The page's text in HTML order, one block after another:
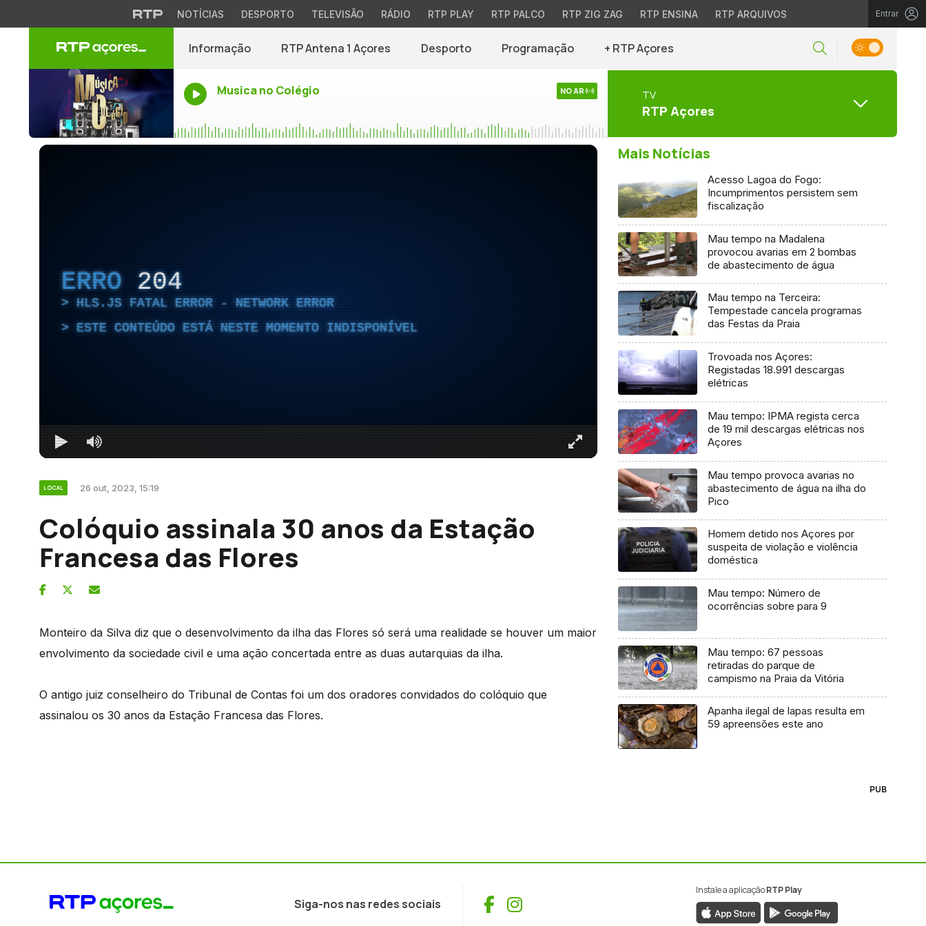
NOTÍCIAS DESPORTO TELEVISÃO RÁDIO RTP PLAY RTP PALCO RTP ZIG ZAG RTP ENSINA RTP ARQUIVOS Entrar
Informação RTP Antena 1 Açores Desporto Programação + RTP Açores
Musica no Colégio NO AR TV
RTP Açores
ERRO 204
HLS.JS FATAL ERROR - NETWORK ERROR
ESTE CONTEÚDO ESTÁ NESTE MOMENTO INDISPONÍVEL
LOCAL 26 out, 2023, 15:19
Colóquio assinala 30 anos da Estação
Francesa das Flores
Monteiro da Silva diz que o desenvolvimento da ilha das Flores só será uma realidade se houver um maior
envolvimento da sociedade civil e uma ação concertada entre as duas autarquias da ilha.
O antigo juiz conselheiro do Tribunal de Contas foi um dos oradores convidados do colóquio que
assinalou os 30 anos da Estação Francesa das Flores.
Mais Notícias
Acesso Lagoa do Fogo:
Incumprimentos persistem sem
fiscalização
Mau tempo na Madalena
provocou avarias em 2 bombas
de abastecimento de água
Mau tempo na Terceira:
Tempestade cancela programas
das Festas da Praia
Trovoada nos Açores:
Registadas 18.991 descargas
elétricas
Mau tempo: IPMA regista cerca
de 19 mil descargas elétricas nos
Açores
Mau tempo provoca avarias no
abastecimento de água na ilha do
Pico
Homem detido nos Açores por
suspeita de violação e violência
doméstica
Mau tempo: Número de
ocorrências sobre para 9
Mau tempo: 67 pessoas
retiradas do parque de
campismo na Praia da Vitória
Apanha ilegal de lapas resulta em
59 apreensões este ano
PUB
Siga-nos nas redes sociais Facebook
Instagram
Instale a aplicaçãoRTP Play